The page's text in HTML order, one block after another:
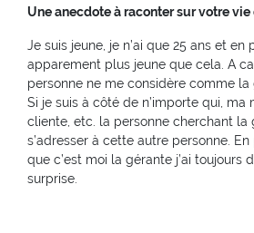
Une anecdote à raconter sur votre vie
Je suis jeune, je n’ai que 25 ans et en
apparement plus jeune que cela. A
personne ne me considère comme
Si je suis à côté de n’importe qui, ma
cliente, etc. la personne cherchant la
s’adresser à cette autre personne.
que c’est moi la gérante j’ai toujours
surprise.